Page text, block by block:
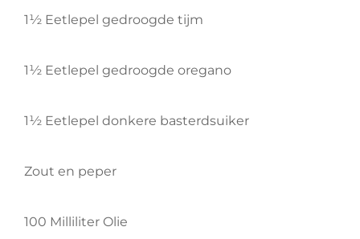
1½ Eetlepel gedroogde tijm
1½ Eetlepel gedroogde oregano
1½ Eetlepel donkere basterdsuiker
Zout en peper
100 Milliliter Olie